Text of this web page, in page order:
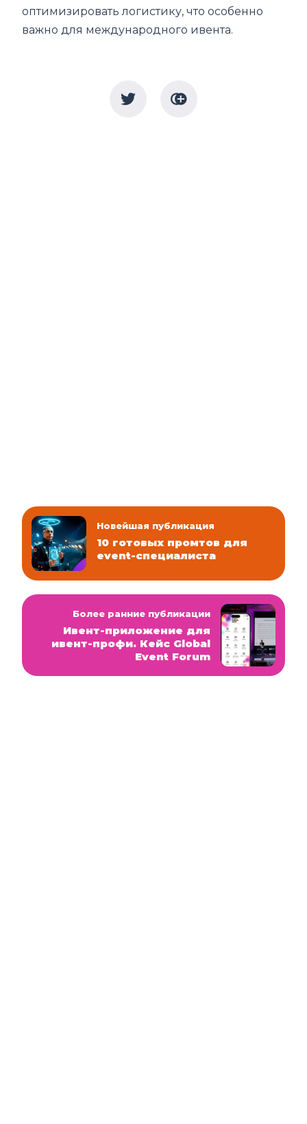
оптимизировать логистику, что особенно
важно для международного ивента.
Новейшая публикация
10 готовых промтов для
event-специалиста
Более ранние публикации
Ивент-приложение для
ивент-профи. Кейс Global
Event Forum